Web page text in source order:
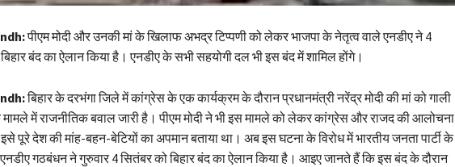
पीएम मोदी और उनकी मां के खिलाफ अभद्र टिप्पणी को लेकर भाजपा के नेतृत्व वाले एनडीए ने 4
बंद का ऐलान किया है। एनडीए के सभी सहयोगी दल भी इस बंद में शामिल होंगे।
बिहार के दरभंगा जिले में कांग्रेस के एक कार्यक्रम के दौरान प्रधानमंत्री नरेंद्र मोदी की मां को गाली
में राजनीतिक बवाल जारी है। पीएम मोदी ने भी इस मामले को लेकर कांग्रेस और राजद की आलोचना
पूरे देश की मांह-बहन-बेटियों का अपमान बताया था। अब इस घटना के विरोध में भारतीय जनता पार्टी के
गठबंधन ने गुरुवार 4 सितंबर को बिहार बंद का ऐलान किया है। आइए जानते हैं कि इस बंद के दौरान